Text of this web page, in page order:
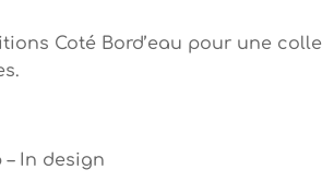
Coté Bord’eau pour une
– In design